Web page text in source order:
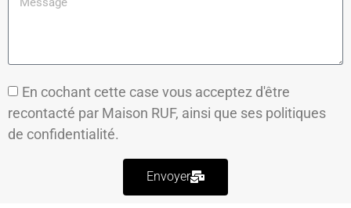
En cochant cette case vous acceptez d'être
recontacté par Maison RUF, ainsi que ses politiques
de confidentialité.
Envoyer